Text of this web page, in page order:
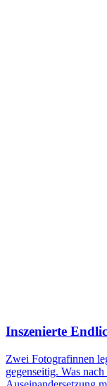
Inszenierte
Zwei Fotografinnen
gegenseitig. Was